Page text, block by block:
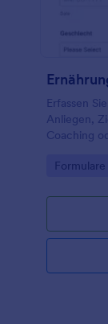
Erfassen
Anliegen,
Coaching
Go to